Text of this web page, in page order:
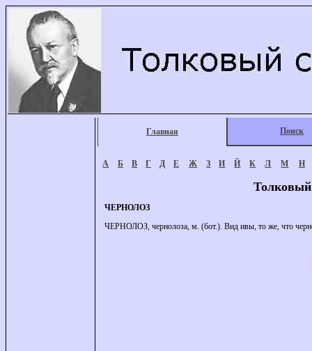
Главная Поиск
А Б В Г Д Е Ж З И Й К Л М Н
ЧЕРНОЛОЗ
ЧЕРНОЛОЗ, чернолоза, м. (бот.). Вид ивы, то же, что